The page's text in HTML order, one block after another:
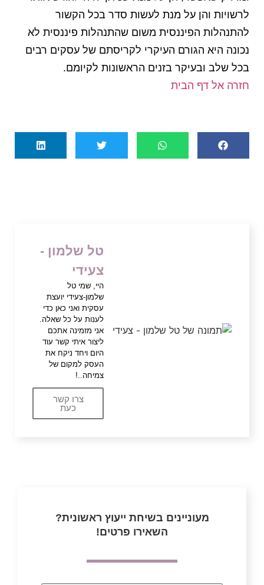
לרשויות והן על מנת לעשות סדר בכל הקשור
להתנהלות הפיננסית משום שהתנהלות פיננסית לא
נכונה היא הגורם העיקרי לקריסתם של עסקים רבים
בכל שלב ובעיקר בזנים הראשונות לקיומם.
חזרה אל דף הבית
טל שלמון -
צעידי
היי, שמי טל
שלמון-צעידי יועצת
עסקית ואני כאן כדי
לענות על כל שאלה.
אני מזמינה אתכם
ליצור איתי קשר עוד
היום ויחד ניקח את
העסק למקום של
צמיחה..!
צרו קשר
כעת
מעוניינים בשיחת ייעוץ ראשונית?
השאירו פרטים!